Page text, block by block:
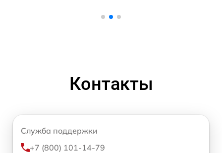
Контакты
Служба поддержки
+7 (800) 101-14-79